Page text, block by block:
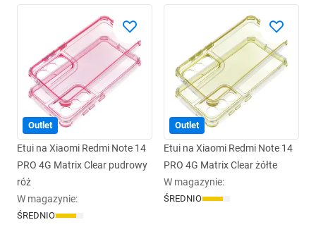
Outlet
Etui na Xiaomi Redmi Note 14
PRO 4G Matrix Clear pudrowy
róż
W magazynie:
ŚREDNIO
Outlet
Etui na Xiaomi Redmi Note 14
PRO 4G Matrix Clear żółte
W magazynie:
ŚREDNIO